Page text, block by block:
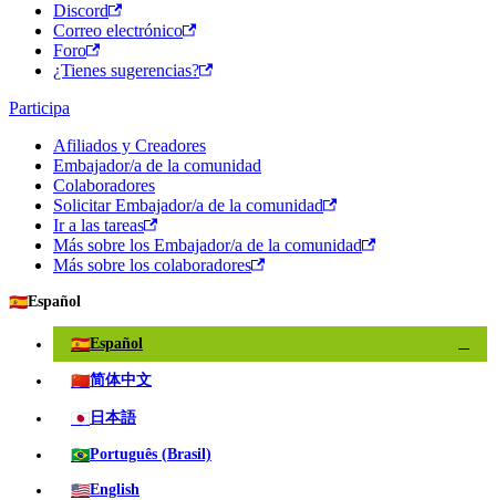
Discord
Correo electrónico
Foro
¿Tienes sugerencias?
Participa
Afiliados y Creadores
Embajador/a de la comunidad
Colaboradores
Solicitar Embajador/a de la comunidad
Ir a las tareas
Más sobre los Embajador/a de la comunidad
Más sobre los colaboradores
🇪🇸Español
🇪🇸Español
🇨🇳简体中文
🇯🇵 日本語
🇧🇷Português (Brasil)
🇺🇸English